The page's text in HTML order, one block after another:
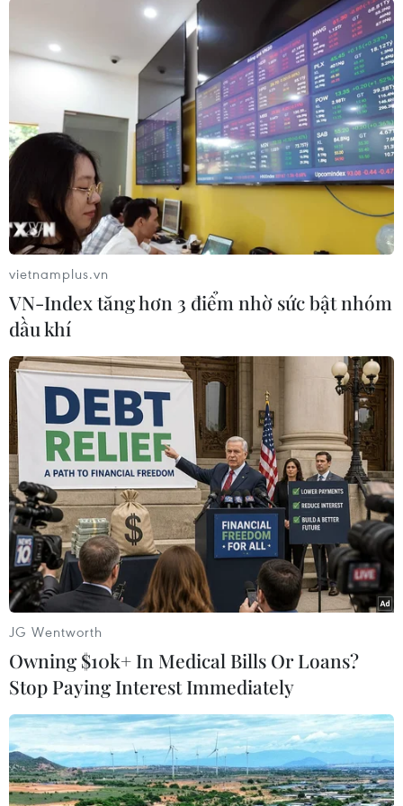
Một "gã khổng lồ" bất động sản khác của Trung
Quốc là Country Garden đã mấp mé bên bờ vực
vỡ nợ trong những tháng gần đây, sau khi báo
cáo khoản lỗ kỷ lục và khoản nợ hơn 150 tỷ
(TTXVN/Vietnam+)
#Evergrande
#sàn chứng khoán Hong Kong
#giao dịch cổ phiếu
#tỷ phú Hứa Gia Ấn
Trung Quốc
Theo dõi VietnamPlus
vietnamplus.vn
VN-Index tăng hơn 3 điểm nhờ sức bật nhóm
dầu khí
JG Wentworth
Owning $10k+ In Medical Bills Or Loans?
Stop Paying Interest Immediately